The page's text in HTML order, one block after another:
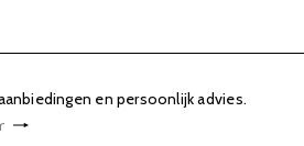
en persoonlijk advies.